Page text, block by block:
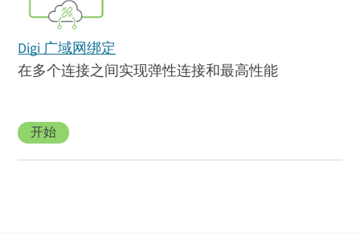
Digi 广域网绑定
在多个连接之间实现弹性连接和最高性能
开始